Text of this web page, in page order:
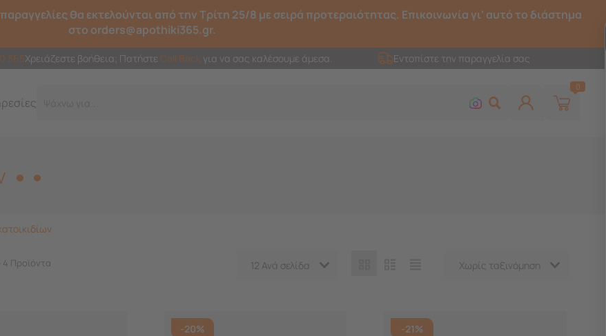
θα εκτελούνται από την Τρίτη 25/8 με σειρά προτεραιότητας. Επικοινωνία γι' αυτό το διάστημα
στο orders@apothiki365.gr.
365Χρειάζεστε βοήθεια; Πατήστε Call Back για να σας καλέσουμε άμεσα. Εντοπίστε την παραγγελία σας
0
4 Προϊόντα Χωρίς ταξινόμηση
12 Ανά σελίδα
-20% -21%